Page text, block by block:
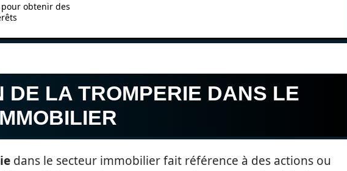
obtenir des
DE LA TROMPERIE DANS LE
dans le secteur immobilier fait référence à des actions ou